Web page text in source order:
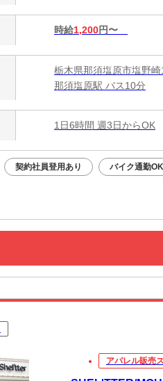
時給1,200円〜
栃木県那須塩原市塩野
那須塩原駅 バス10分
1日6時間 週3日からOK
契約社員登用あり バイク通勤OK
アパレル販売